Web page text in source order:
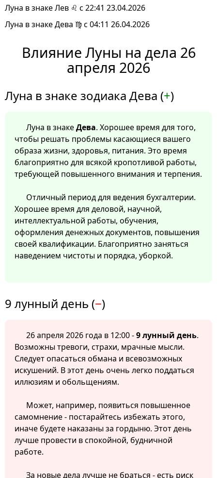
Луна в знаке Лев ♌ с 22:41 23.04.2026
Луна в знаке Дева ♍ с 04:11 26.04.2026
Влияние Луны на дела 26
апреля 2026
Луна в знаке зодиака Дева (+)
Луна в знакеДева. Хорошее время для того,
чтобы решать проблемы касающиеся вашего
образа жизни, здоровья, питания. Это время
благоприятно для всякой кропотливой работы,
требующей повышенного внимания и терпения.
Отличный период для ведения бухгалтерии.
Хорошее время для деловой, научной,
интеллектуальной работы, обучения,
оформления денежных документов, повышения
своей квалификации. Благоприятно заняться
наведением чистоты и порядка, уборкой.
9 лунный день (−)
26 апреля 2026 года в 12:00 -9 лунный день.
Возможны тревоги, страхи, мрачные мысли.
Следует опасаться обмана и всевозможных
искушений. В этот день очень легко поддаться
иллюзиям и обольщениям.
Может, например, появиться повышенное
самомнение - постарайтесь избежать этого,
иначе будете наказаны за гордыню. Этот день
лучше провести в спокойной, будничной
работе.
За новые дела лучше не браться - есть риск